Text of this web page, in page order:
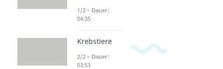
1/2 – Dauer:
04:35
Krebstiere
2/2 – Dauer:
03:53